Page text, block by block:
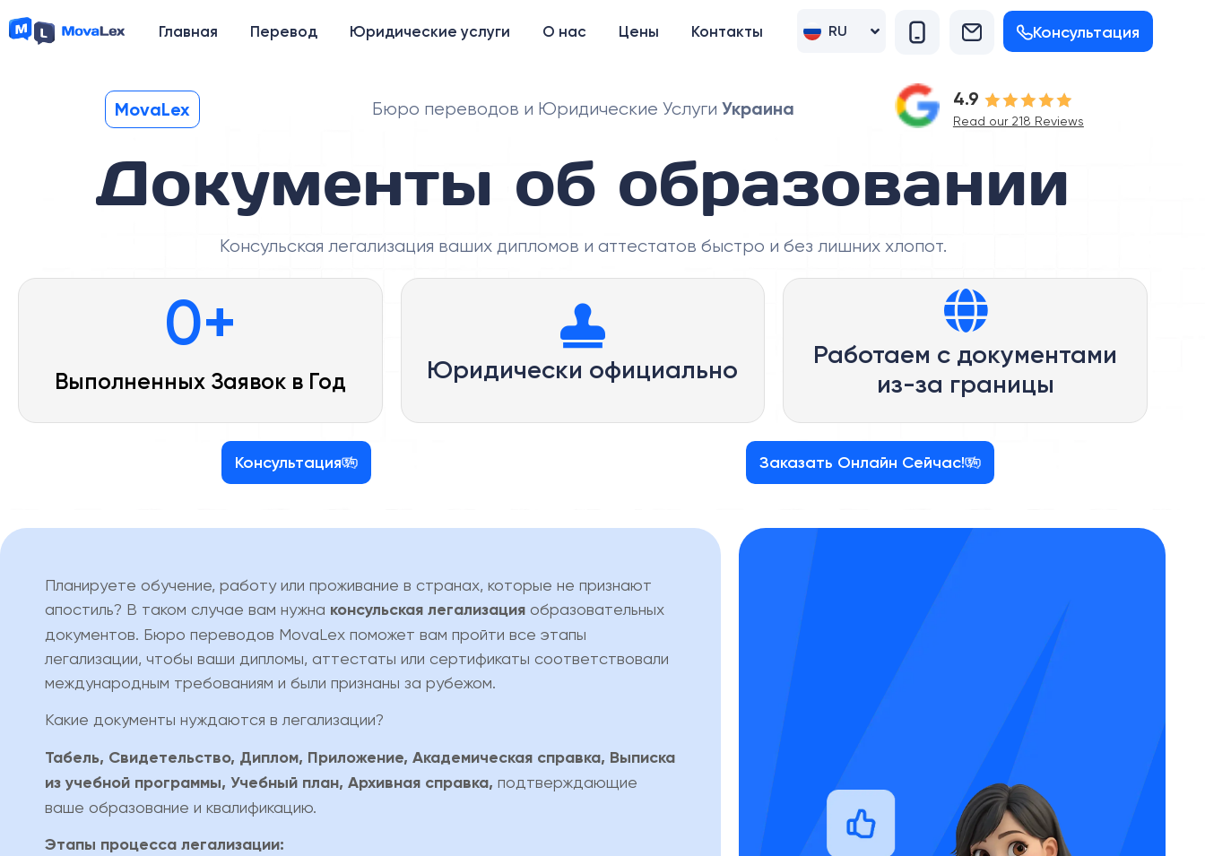
Главная Перевод Юридические услуги О нас Цены Контакты RU
UK Консультация
MovaLex Бюро переводов и Юридические Услуги Украина 4.9
Read our 218 Reviews
Документы об образовании
Консульская легализация ваших дипломов и аттестатов быстро и без лишних хлопот.
Выполненных Заявок в Год
0+
Юридически официально
Работаем с документами
из-за границы
Консультация Заказать Онлайн Сейчас!
Планируете обучение, работу или проживание в странах, которые не признают
апостиль? В таком случае вам нужна консульская легализация образовательных
документов. Бюро переводов MovaLex поможет вам пройти все этапы
легализации, чтобы ваши дипломы, аттестаты или сертификаты соответствовали
международным требованиям и были признаны за рубежом.
Какие документы нуждаются в легализации?
Табель, Свидетельство, Диплом, Приложение, Академическая справка, Выписка
из учебной программы, Учебный план, Архивная справка, подтверждающие
ваше образование и квалификацию.
Этапы процесса легализации: